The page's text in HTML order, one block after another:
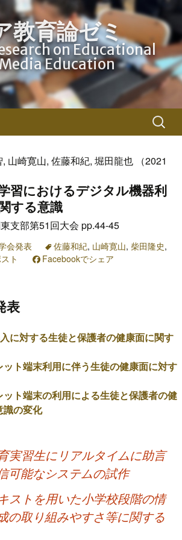
教育論ゼミ
on Educational
Education
検
索:
山崎寛山, 佐藤和紀, 堀田龍也 （2021
習におけるデジタル機器利
する意識
支部第51回大会 pp.44-45
会発表 佐藤和紀, 山崎寛山, 柴田隆史,
ト Facebookでシェア
表
に対する生徒と保護者の健康面に関す
ト端末利用に伴う生徒の健康面に対す
ト端末の利用による生徒と保護者の健
識の変化
実習生にリアルタイムに助言
可能なシステムの試作
ストを用いた小学校段階の情
の取り組みやすさ等に関する